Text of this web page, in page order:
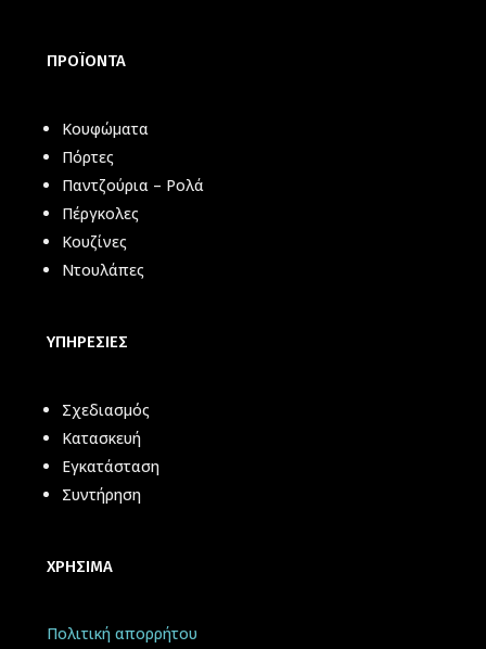
ΠΡΟΪΟΝΤΑ
Κουφώματα
Πόρτες
Παντζούρια – Ρολά
Πέργκολες
Κουζίνες
Ντουλάπες
ΥΠΗΡΕΣΙΕΣ
Σχεδιασμός
Κατασκευή
Εγκατάσταση
Συντήρηση
ΧΡΗΣΙΜΑ
Πολιτική απορρήτου